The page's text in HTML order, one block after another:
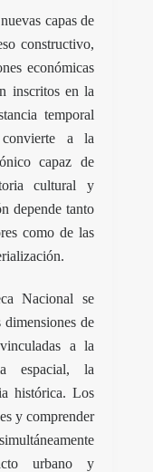
capas de
constructivo,
económicas
inscritos en la
temporal
a la
capaz de
cultural y
depende tanto
como de las
Nacional se
de
a la
espacial, la
histórica. Los
y comprender
urbano y